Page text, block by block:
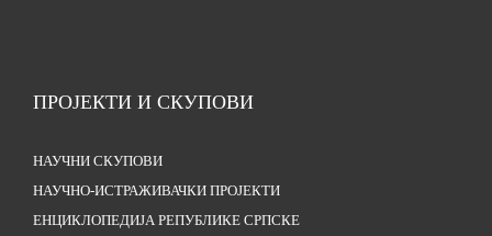
ПРОЈЕКТИ И СКУПОВИ
НАУЧНИ СКУПОВИ
НАУЧНО-ИСТРАЖИВАЧКИ ПРОЈЕКТИ
ЕНЦИКЛОПЕДИЈА РЕПУБЛИКЕ СРПСКЕ